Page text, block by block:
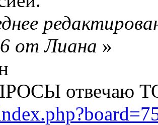
от Лиана »
отвечаю